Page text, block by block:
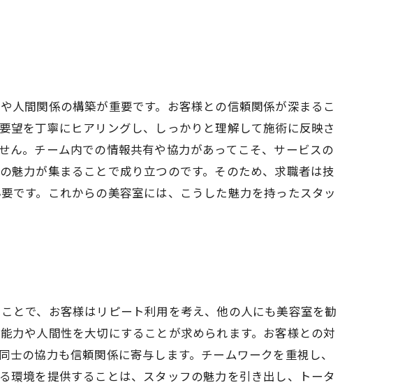
人間関係の構築が重要です。お客様との信頼関係が深まるこ
望を丁寧にヒアリングし、しっかりと理解して施術に反映さ
。チーム内での情報共有や協力があってこそ、サービスの
魅力が集まることで成り立つのです。そのため、求職者は技
です。これからの美容室には、こうした魅力を持ったスタッ
とで、お客様はリピート利用を考え、他の人にも美容室を勧
力や人間性を大切にすることが求められます。お客様との対
の協力も信頼関係に寄与します。チームワークを重視し、
環境を提供することは、スタッフの魅力を引き出し、トータ